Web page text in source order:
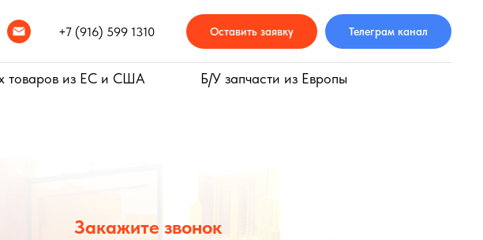
через официальных партнёров в России и Беларуси, обеспечивая юридически корректные
+7 (916) 599 1310 Оставить заявку Телеграм канал
товаров из ЕС и США
Б/У запчасти из Европы
Закажите звонок